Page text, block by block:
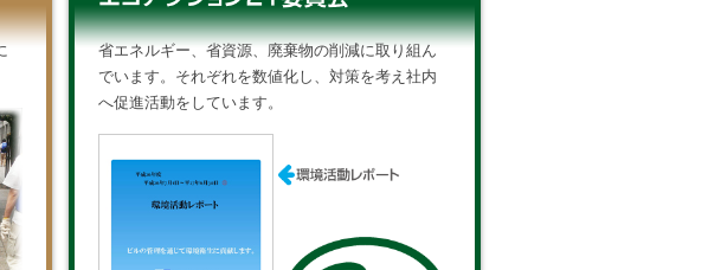
省エネルギー、省資源、廃棄物の削減に取り組ん
でいます。それぞれを数値化し、対策を考え社内
へ促進活動をしています。